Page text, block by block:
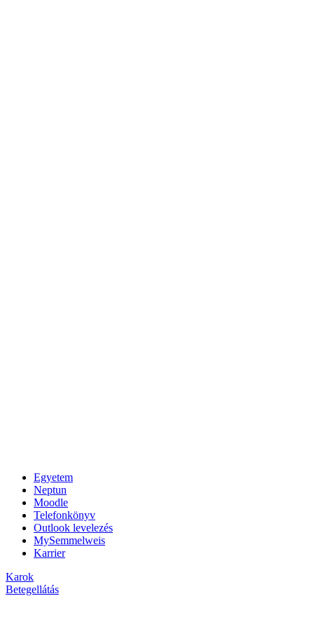
Egyetem
Neptun
Moodle
Telefonkönyv
Outlook levelezés
MySemmelweis
Karrier
Karok
Betegellátás